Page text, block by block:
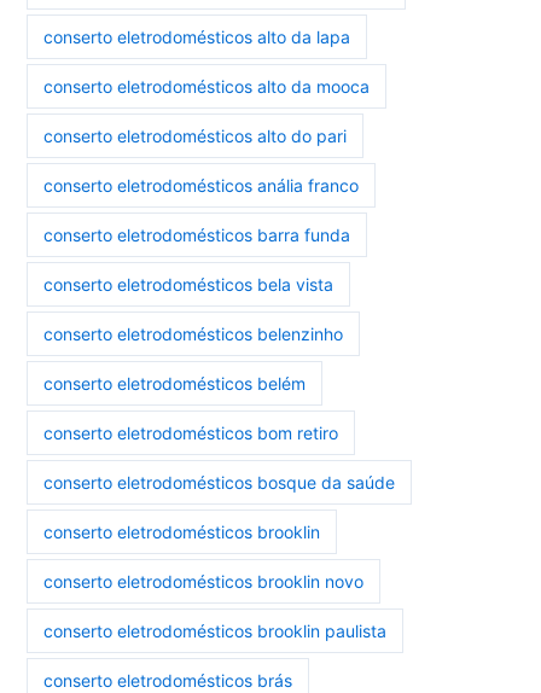
conserto eletrodomésticos alto da lapa
conserto eletrodomésticos alto da mooca
conserto eletrodomésticos alto do pari
conserto eletrodomésticos anália franco
conserto eletrodomésticos barra funda
conserto eletrodomésticos bela vista
conserto eletrodomésticos belenzinho
conserto eletrodomésticos belém
conserto eletrodomésticos bom retiro
conserto eletrodomésticos bosque da saúde
conserto eletrodomésticos brooklin
conserto eletrodomésticos brooklin novo
conserto eletrodomésticos brooklin paulista
conserto eletrodomésticos brás